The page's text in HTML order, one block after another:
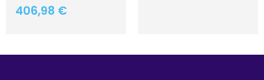
406,98 €